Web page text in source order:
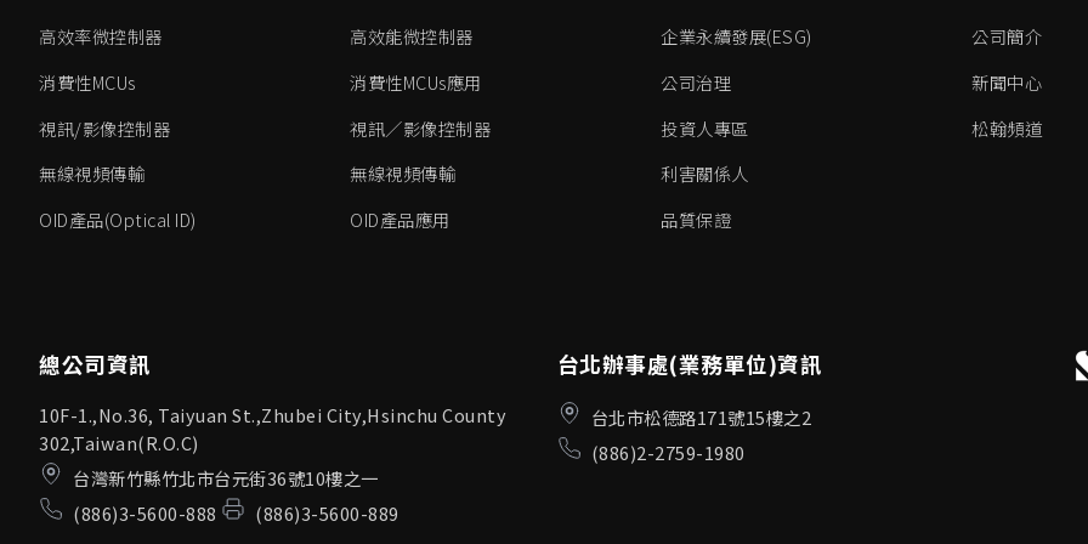
高效率微控制器
消費性MCUs
視訊/影像控制器
無線視頻傳輸
OID產品(Optical ID)
高效能微控制器
消費性MCUs應用
視訊／影像控制器
無線視頻傳輸
OID產品應用
企業永續發展(ESG)
公司治理
投資人專區
利害關係人
品質保證
公司簡介
新聞中心
松翰頻道
總公司資訊
10F-1.,No.36, Taiyuan St.,Zhubei City,Hsinchu County
302,Taiwan(R.O.C)
台灣新竹縣竹北市台元街36號10樓之一
(886)3-5600-888
(886)3-5600-889
台北辦事處(業務單位)資訊
台北市松德路171號15樓之2
(886)2-2759-1980